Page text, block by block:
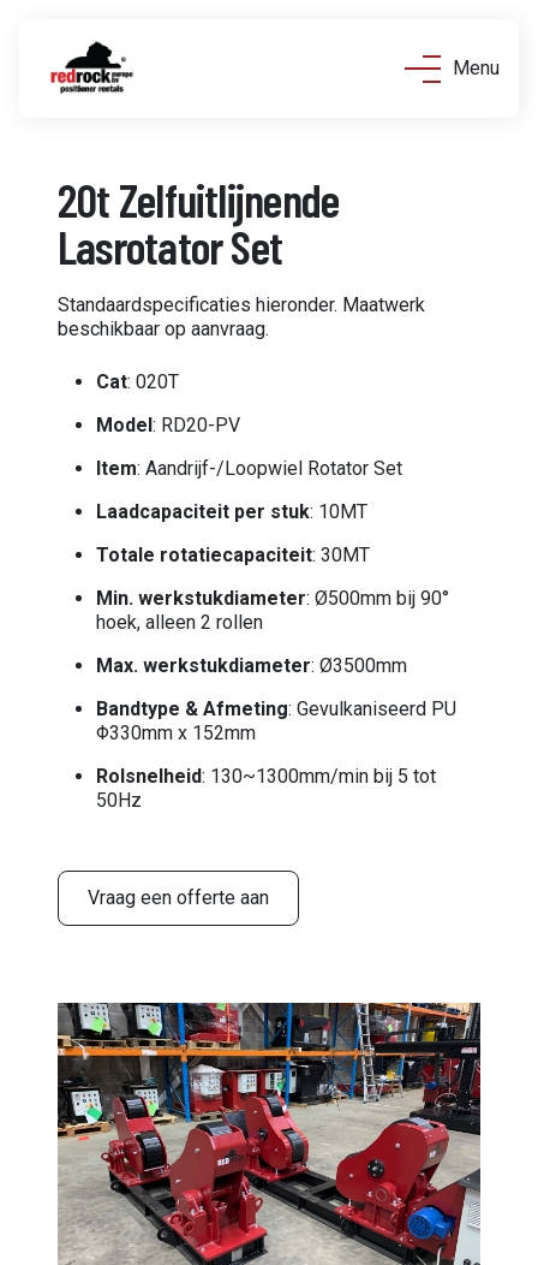
Menu
20t Zelfuitlijnende
Lasrotator Set
Standaardspecificaties hieronder. Maatwerk
beschikbaar op aanvraag.
Cat: 020T
Model: RD20-PV
Item: Aandrijf-/Loopwiel Rotator Set
Laadcapaciteit per stuk: 10MT
Totale rotatiecapaciteit: 30MT
Min. werkstukdiameter: Ø500mm bij 90°
hoek, alleen 2 rollen
Max. werkstukdiameter: Ø3500mm
Bandtype & Afmeting: Gevulkaniseerd PU
Φ330mm x 152mm
Rolsnelheid: 130~1300mm/min bij 5 tot
50Hz
Vraag een offerte aan